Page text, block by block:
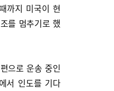
까지 미국이 현
를 멈추기로 했
으로 운송 중인
서 인도를 기다